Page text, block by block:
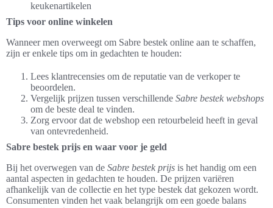
keukenartikelen
Tips voor online winkelen
Wanneer men overweegt om Sabre bestek online aan te schaffen,
zijn er enkele tips om in gedachten te houden:
Lees klantrecensies om de reputatie van de verkoper te
beoordelen.
Vergelijk prijzen tussen verschillende Sabre bestek webshops
om de beste deal te vinden.
Zorg ervoor dat de webshop een retourbeleid heeft in geval
van ontevredenheid.
Sabre bestek prijs en waar voor je geld
Bij het overwegen van de Sabre bestek prijs is het handig om een
aantal aspecten in gedachten te houden. De prijzen variëren
afhankelijk van de collectie en het type bestek dat gekozen wordt.
Consumenten vinden het vaak belangrijk om een goede balans